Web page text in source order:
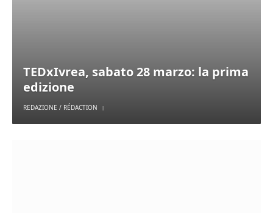
TEDxIvrea, sabato 28 marzo: la prima
edizione
REDAZIONE / RÉDACTION